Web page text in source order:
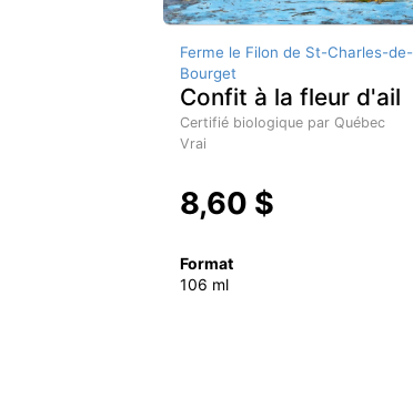
Ferme le Filon de St-Charles-de-
Bourget
Confit à la fleur d'ail
Certifié biologique par Québec
Vrai
8,60 $
Format
106 ml